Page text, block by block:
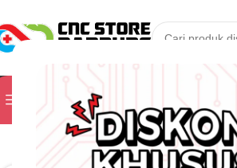
PILIH KATEGORI
Kategori